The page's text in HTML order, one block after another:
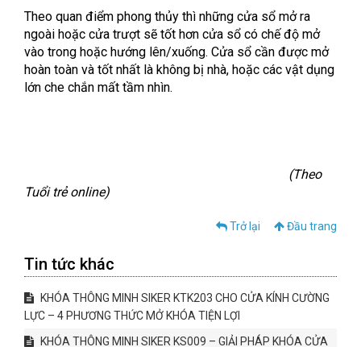
Theo quan điểm phong thủy thì những cửa sổ mở ra
ngoài hoặc cửa trượt sẽ tốt hơn cửa sổ có chế độ mở
vào trong hoặc hướng lên/xuống. Cửa sổ cần được mở
hoàn toàn và tốt nhất là không bị nhà, hoặc các vật dụng
lớn che chắn mất tầm nhìn.
(Theo
Tuổi trẻ online)
Trở lại Đầu trang
Tin tức khác
KHÓA THÔNG MINH SIKER KTK203 CHO CỬA KÍNH CƯỜNG
LỰC – 4 PHƯƠNG THỨC MỞ KHÓA TIỆN LỢI
KHÓA THÔNG MINH SIKER KS009 – GIẢI PHÁP KHÓA CỬA